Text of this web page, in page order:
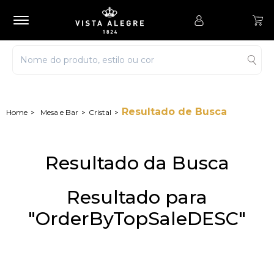
Mesa e Bar Cristal Resultado de Busca
Resultado da Busca
Resultado para
"OrderByTopSaleDESC"